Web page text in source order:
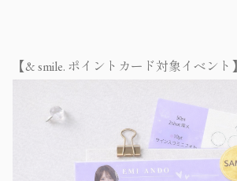
【& smile. ポイントカード対象イベント】